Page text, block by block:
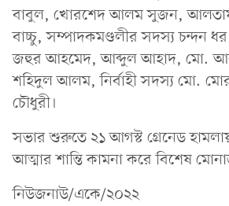
বাবুল, খোরশেদ আলম সুজন,
বাচ্চু, সম্পাদকমণ্ডলীর সদস্য চন্দন
জহুর আহমেদ, আব্দুল আহাদ, মো.
শহিদুল আলম, নির্বাহী সদস্য মো.
চৌধুরী।
সভার শুরুতে ২১ আগস্ট গ্রেনেড
আত্মার শান্তি কামনা করে বিশেষ
নিউজনাউ/একে/২০২২